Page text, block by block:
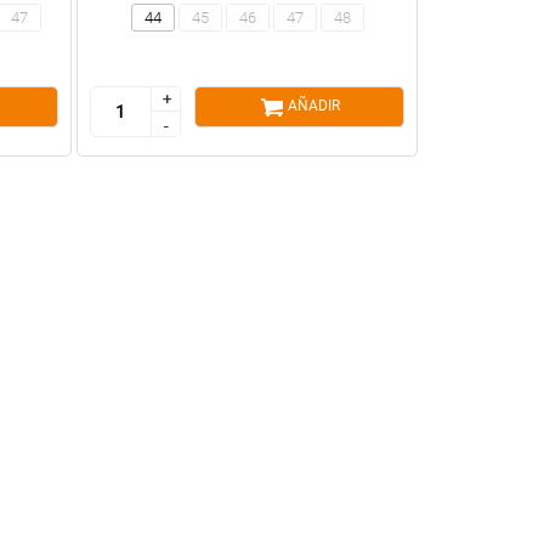
47
44
45 46 47 48
+
-
+
-
AÑADIR